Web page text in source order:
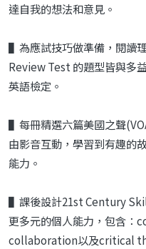
達自我的想法和意見。
▌為應試技巧做準備，閱讀
Review Test 的題型皆與多
英語檢定。
▌每冊精選六篇美國之聲
由影音互動，學習到有趣的
能力。
▌課後設計21st Century
更多元的個人能力，包含
collaboration以及critical